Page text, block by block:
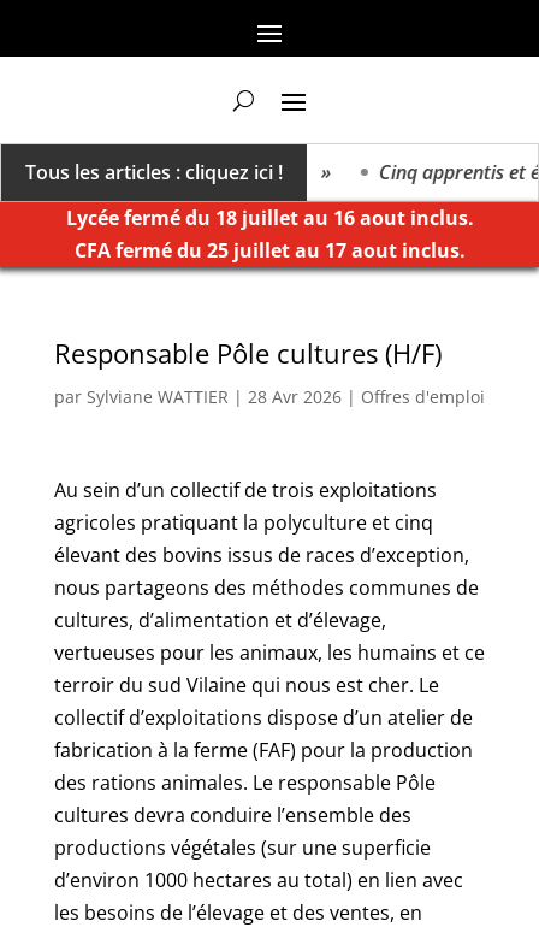
Tous les articles : cliquez ici !
vers un millésime des extrêmes »
Cinq apprentis et
Lycée fermé du 18 juillet au 16 aout inclus.
CFA fermé du 25 juillet au 17 aout inclus.
Responsable Pôle cultures (H/F)
par Sylviane WATTIER | 28 Avr 2026| Offres d'emploi
Au sein d’un collectif de trois exploitations
agricoles pratiquant la polyculture et cinq
élevant des bovins issus de races d’exception,
nous partageons des méthodes communes de
cultures, d’alimentation et d’élevage,
vertueuses pour les animaux, les humains et ce
terroir du sud Vilaine qui nous est cher. Le
collectif d’exploitations dispose d’un atelier de
fabrication à la ferme (FAF) pour la production
des rations animales. Le responsable Pôle
cultures devra conduire l’ensemble des
productions végétales (sur une superficie
d’environ 1000 hectares au total) en lien avec
les besoins de l’élevage et des ventes, en